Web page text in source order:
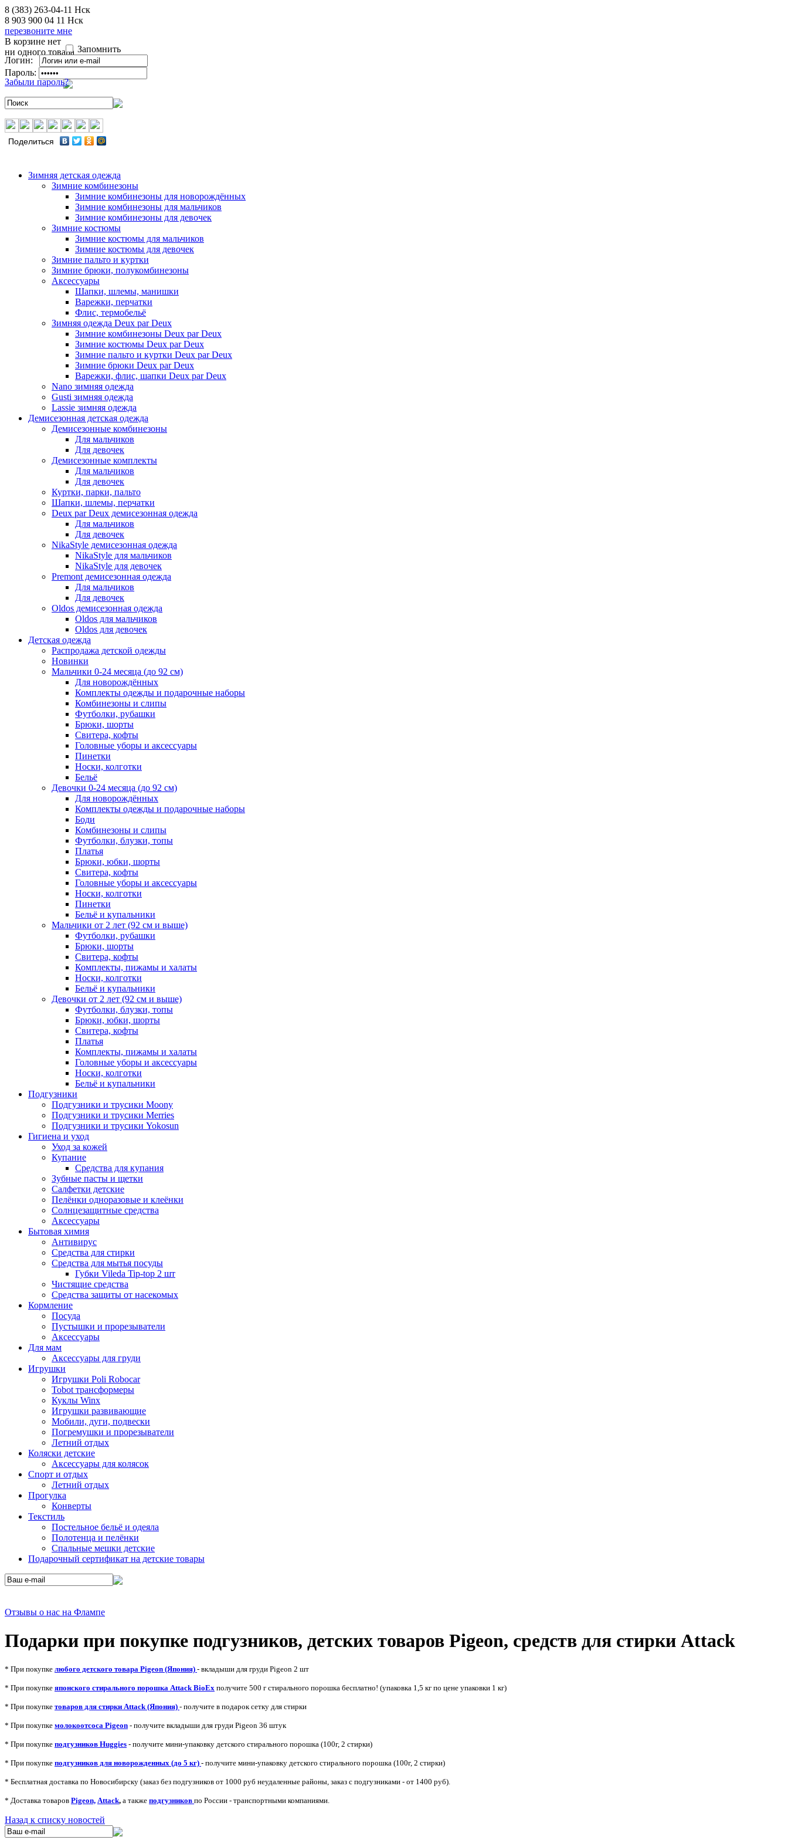
8 (383) 263-04-11 Нск
8 903 900 04 11 Нск
перезвоните мне
В корзине нет
ни одного товара Запомнить
Логин:
Пароль:
Забыли пароль?
Поделиться
Зимняя детская одежда
Зимние комбинезоны
Зимние комбинезоны для новорождённых
Зимние комбинезоны для мальчиков
Зимние комбинезоны для девочек
Зимние костюмы
Зимние костюмы для мальчиков
Зимние костюмы для девочек
Зимние пальто и куртки
Зимние брюки, полукомбинезоны
Аксессуары
Шапки, шлемы, манишки
Варежки, перчатки
Флис, термобельё
Зимняя одежда Deux par Deux
Зимние комбинезоны Deux par Deux
Зимние костюмы Deux par Deux
Зимние пальто и куртки Deux par Deux
Зимние брюки Deux par Deux
Варежки, флис, шапки Deux par Deux
Nano зимняя одежда
Gusti зимняя одежда
Lassie зимняя одежда
Демисезонная детская одежда
Демисезонные комбинезоны
Для мальчиков
Для девочек
Демисезонные комплекты
Для мальчиков
Для девочек
Куртки, парки, пальто
Шапки, шлемы, перчатки
Deux par Deux демисезонная одежда
Для мальчиков
Для девочек
NikaStyle демисезонная одежда
NikaStyle для мальчиков
NikaStyle для девочек
Premont демисезонная одежда
Для мальчиков
Для девочек
Oldos демисезонная одежда
Oldos для мальчиков
Oldos для девочек
Детская одежда
Распродажа детской одежды
Новинки
Мальчики 0-24 месяца (до 92 см)
Для новорождённых
Комплекты одежды и подарочные наборы
Комбинезоны и слипы
Футболки, рубашки
Брюки, шорты
Свитера, кофты
Головные уборы и аксессуары
Пинетки
Носки, колготки
Бельё
Девочки 0-24 месяца (до 92 см)
Для новорождённых
Комплекты одежды и подарочные наборы
Боди
Комбинезоны и слипы
Футболки, блузки, топы
Платья
Брюки, юбки, шорты
Свитера, кофты
Головные уборы и аксессуары
Носки, колготки
Пинетки
Бельё и купальники
Мальчики от 2 лет (92 см и выше)
Футболки, рубашки
Брюки, шорты
Свитера, кофты
Комплекты, пижамы и халаты
Носки, колготки
Бельё и купальники
Девочки от 2 лет (92 см и выше)
Футболки, блузки, топы
Брюки, юбки, шорты
Свитера, кофты
Платья
Комплекты, пижамы и халаты
Головные уборы и аксессуары
Носки, колготки
Бельё и купальники
Подгузники
Подгузники и трусики Moony
Подгузники и трусики Merries
Подгузники и трусики Yokosun
Гигиена и уход
Уход за кожей
Купание
Средства для купания
Зубные пасты и щетки
Салфетки детские
Пелёнки одноразовые и клеёнки
Солнцезащитные средства
Аксессуары
Бытовая химия
Антивирус
Средства для стирки
Средства для мытья посуды
Губки Vileda Tip-top 2 шт
Чистящие средства
Средства защиты от насекомых
Кормление
Посуда
Пустышки и прорезыватели
Аксессуары
Для мам
Аксессуары для груди
Игрушки
Игрушки Poli Robocar
Tobot трансформеры
Куклы Winx
Игрушки развивающие
Мобили, дуги, подвески
Погремушки и прорезыватели
Летний отдых
Коляски детские
Аксессуары для колясок
Спорт и отдых
Летний отдых
Прогулка
Конверты
Текстиль
Постельное бельё и одеяла
Полотенца и пелёнки
Спальные мешки детские
Подарочный сертификат на детские товары
Отзывы о нас на Флампе
Подaрки при покупке подгузников, детских товаров Pigeon, средств для стирки Attack
* При покупке любого детского товара Pigeon (Япония) - вкладыши для груди Pigeon 2 шт
* При покупке японского стирального порошка Attack BioEx получите 500 г стирального порошка бесплaтно! (упаковка 1,5 кг по цене упаковки 1 кг)
* При покупке товаров для стирки Attack (Япония) - получите в подарок сетку для стирки
* При покупке молокоотсоса Pigeon - получите вкладыши для груди Pigeon 36 штук
* При покупке подгузников Huggies - получите мини-упаковку детского стирального порошка (100г, 2 стирки)
* При покупке подгузников для новорожденных (до 5 кг) - получите мини-упаковку детского стирального порошка (100г, 2 стирки)
* Бесплaтная доставка по Новосибирску (зaказ без подгузников от 1000 руб неудаленные районы, зaказ с подгузниками - от 1400 руб).
* Доставка товаров Pigeon, Attack, а также подгузников по России - транспортными компаниями.
Назад к списку новостей